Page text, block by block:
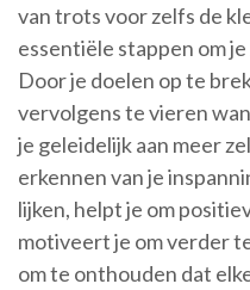
van trots voor zelfs de
essentiële stappen om
Door je doelen op te
vervolgens te vieren
je geleidelijk aan meer
erkennen van je
lijken, helpt je om
motiveert je om verder
om te onthouden dat